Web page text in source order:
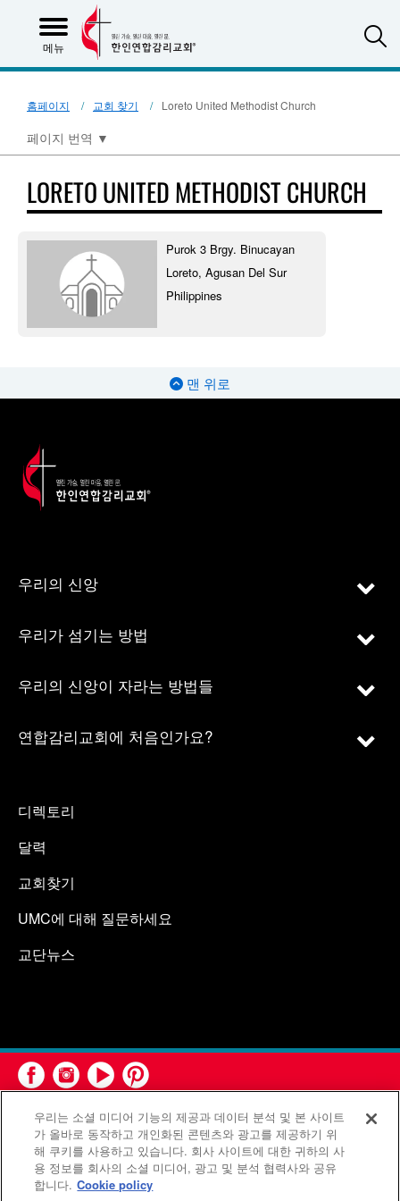
메뉴
홈페이지 교회 찾기 Loreto United Methodist Church
페이지 번역 ▼
LORETO UNITED METHODIST CHURCH
Purok 3 Brgy. Binucayan
Loreto, Agusan Del Sur
Philippines
맨 위로
우리의 신앙
우리가 섬기는 방법
우리의 신앙이 자라는 방법들
연합감리교회에 처음인가요?
디렉토리
달력
교회찾기
UMC에 대해 질문하세요
교단뉴스
연합감리교회 공보부(United Methodist Communications)는 연
합감리교회의 기관입니다.
우리는 소셜 미디어 기능의 제공과 데이터 분석 및 본 사이트
가 올바로 동작하고 개인화된 콘텐츠와 광고를 제공하기 위
해 쿠키를 사용하고 있습니다. 회사 사이트에 대한 귀하의 사
용 정보를 회사의 소셜 미디어, 광고 및 분석 협력사와 공유
합니다. Cookie policy